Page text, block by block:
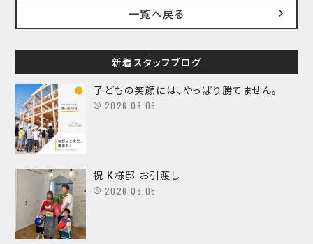
一覧へ戻る
新着スタッフブログ
子どもの笑顔には、やっぱり勝てません。
2026.08.06
祝 K様邸 お引渡し
2026.08.05